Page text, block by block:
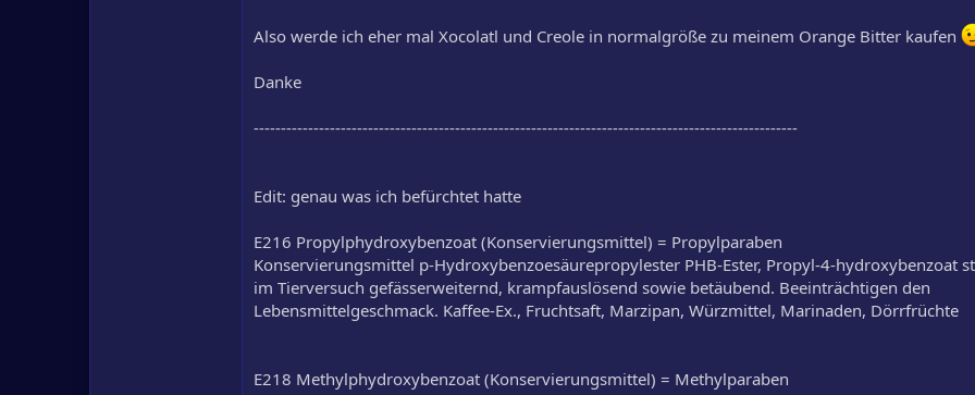
Also werde ich eher mal Xocolatl und Creole in normalgröße zu meinem Orange Bitter kaufen
Danke
----------------------------------------------------------------------------------------------------
Edit: genau was ich befürchtet hatte
E216 Propylphydroxybenzoat (Konservierungsmittel) = Propylparaben
Konservierungsmittel p-Hydroxybenzoesäurepropylester PHB-Ester, Propyl-4-hydroxybenzoat
im Tierversuch gefässerweiternd, krampfauslösend sowie betäubend. Beeinträchtigen den
Lebensmittelgeschmack. Kaffee-Ex., Fruchtsaft, Marzipan, Würzmittel, Marinaden, Dörrfrüchte
E218 Methylphydroxybenzoat (Konservierungsmittel) = Methylparaben